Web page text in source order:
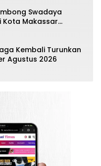
Swadaya
Kota Makassar
Kembali Turunkan
Agustus 2026